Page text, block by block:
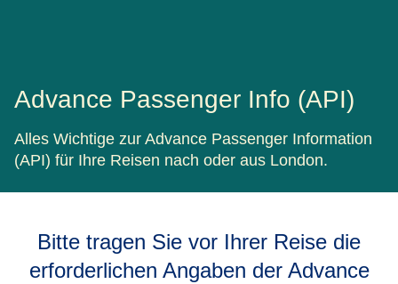
Advance Passenger Info (API)
Alles Wichtige zur Advance Passenger Information
(API) für Ihre Reisen nach oder aus London.
Bitte tragen Sie vor Ihrer Reise die
erforderlichen Angaben der Advance